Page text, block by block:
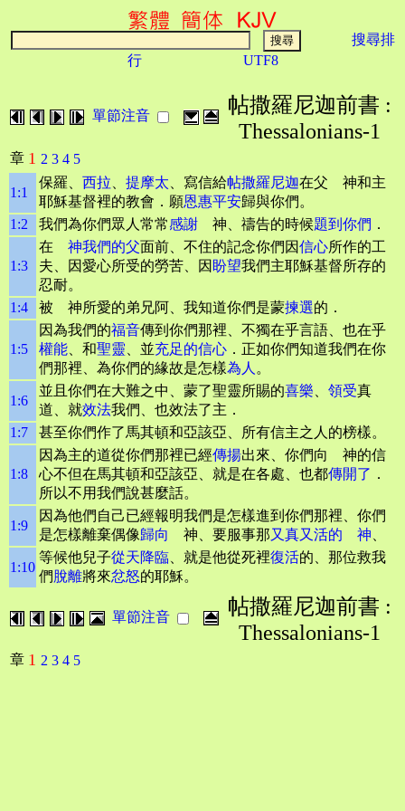
搜尋排
行
UTF8
單節注音
帖撒羅尼迦前書 :
Thessalonians-1
章 1 2 3 4 5
1:1
保羅、 西拉 提摩太 、寫信給帖撒羅尼迦在父 神和主
耶穌基督裡的教會．願恩惠平安歸與你們。
1:2
我們為你們眾人常常感謝 神、禱告的時候題到你們 ．
1:3
在 神我們的父面前、不住的記念你們因信心所作的工
夫、因愛心所受的勞苦、因 盼望我們主耶穌基督所存的
忍耐。
1:4
被 神所愛的弟兄阿、我知道你們是蒙揀選的．
1:5
因為我們的福音傳到你們那裡、不獨在乎言語、也在乎
權能 、和聖靈 、並充足的信心 ．正如你們知道我們在你
們那裡、為你們的緣故是怎樣為人 。
1:6
並且你們在大難之中、蒙了聖靈所賜的喜樂 領受真
道、就效法我們、也效法了主．
1:7
甚至你們作了馬其頓和亞該亞、所有信主之人的榜樣。
1:8
因為主的道從你們那裡已經傳揚出來、你們向 神的信
心不但在馬其頓和亞該亞、就是在各處、也都傳開了 ．
所以不用我們說甚麼話。
1:9
因為他們自己已經報明我們是怎樣進到你們那裡、你們
是怎樣離棄偶像歸向 神、要服事那又真又活的 神
1:10
等候他兒子從天降臨 、就是他從死裡復活的、那位救我
們脫離將來忿怒的耶穌。
單節注音
帖撒羅尼迦前書 :
Thessalonians-1
章 1 2 3 4 5